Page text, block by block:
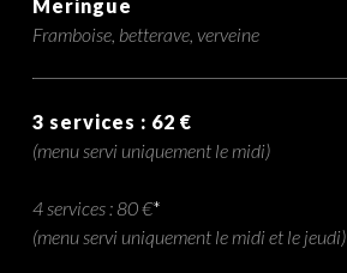
Meringue
Framboise, betterave, verveine
3 services : 62 €
(menu servi uniquement le midi)
4 services : 80 €*
(menu servi uniquement le midi et le jeudi)